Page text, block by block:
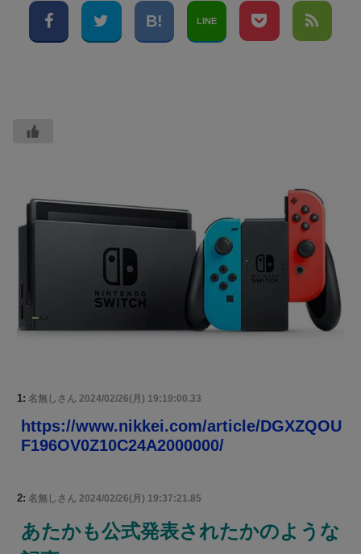
LINE
1: 名無しさん 2024/02/26(月) 19:19:00.33
https://www.nikkei.com/article/DGXZQOU
F196OV0Z10C24A2000000/
2: 名無しさん 2024/02/26(月) 19:37:21.85
あたかも公式発表されたかのような